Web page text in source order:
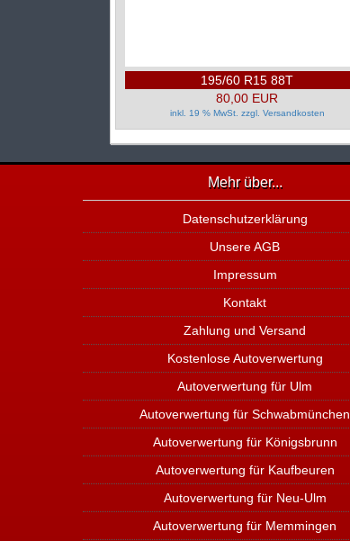
195/60 R15 88T
80,00 EUR
inkl. 19 % MwSt. zzgl. Versandkosten
Mehr über...
Datenschutzerklärung
Unsere AGB
Impressum
Kontakt
Zahlung und Versand
Kostenlose Autoverwertung
Autoverwertung für Ulm
Autoverwertung für Schwabmünchen
Autoverwertung für Königsbrunn
Autoverwertung für Kaufbeuren
Autoverwertung für Neu-Ulm
Autoverwertung für Memmingen